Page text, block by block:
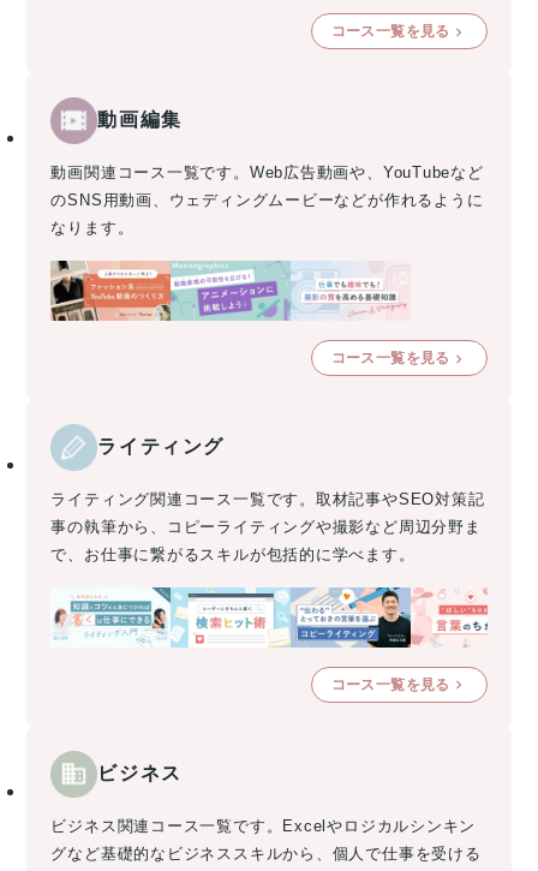
コース一覧を見る
動画編集
動画関連コース一覧です。Web広告動画や、YouTubeなど
のSNS用動画、ウェディングムービーなどが作れるように
なります。
コース一覧を見る
ライティング
ライティング関連コース一覧です。取材記事やSEO対策記
事の執筆から、コピーライティングや撮影など周辺分野ま
で、お仕事に繋がるスキルが包括的に学べます。
コース一覧を見る
ビジネス
ビジネス関連コース一覧です。Excelやロジカルシンキン
グなど基礎的なビジネススキルから、個人で仕事を受ける